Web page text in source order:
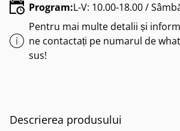
Program:L-V: 10.00-18.00 /
Pentru mai multe detalii și
ne contactați pe numarul de
sus!
Descrierea produsului